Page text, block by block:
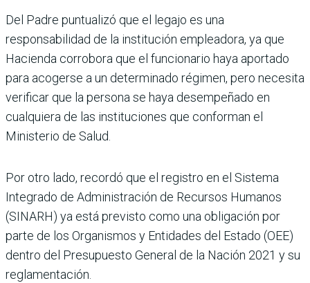
Del Padre puntualizó que el legajo es una
responsabilidad de la institución empleadora, ya que
Hacienda corrobora que el funcionario haya aportado
para acogerse a un determinado régimen, pero necesita
verificar que la persona se haya desempeñado en
cualquiera de las instituciones que conforman el
Ministerio de Salud.
Por otro lado, recordó que el registro en el Sistema
Integrado de Administración de Recursos Humanos
(SINARH) ya está previsto como una obligación por
parte de los Organismos y Entidades del Estado (OEE)
dentro del Presupuesto General de la Nación 2021 y su
reglamentación.